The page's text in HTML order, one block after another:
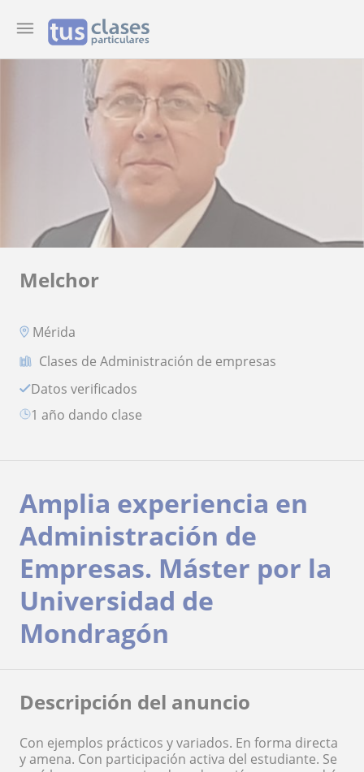
Melchor
Mérida
Clases de Administración de empresas
Datos verificados
1 año dando clase
Amplia experiencia en
Administración de
Empresas. Máster por la
Universidad de
Mondragón
Descripción del anuncio
Con ejemplos prácticos y variados. En forma directa
y amena. Con participación activa del estudiante. Se